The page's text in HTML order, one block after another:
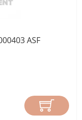
ASF